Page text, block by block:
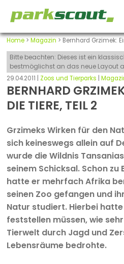
Home> Magazin > Bernhard Grzimek:
Bitte beachten: Dieses ist ein
bestmöglichst an das neue Layout
29.04.2011 | Zoos und Tierparks
BERNHARD
DIE TIERE, TEIL 2
Grzimeks Wirken für den
sich keineswegs allein auf
wurde die Wildnis
seinem Schicksal. Schon zu
hatte er mehrfach Afrika
seinen Zoo gefangen und
Natur studiert. Hierbei
feststellen müssen, wie
Tierwelt durch Jagd und
Lebensräume bedrohte.